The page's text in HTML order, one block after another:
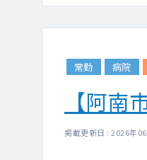
常勤 病院
【阿
掲載更新日 : 2026年